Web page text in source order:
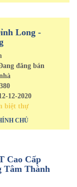
Long -
đăng bán
12-2020
biệt thự
CHỦ
Cao Cấp
Tâm Thành